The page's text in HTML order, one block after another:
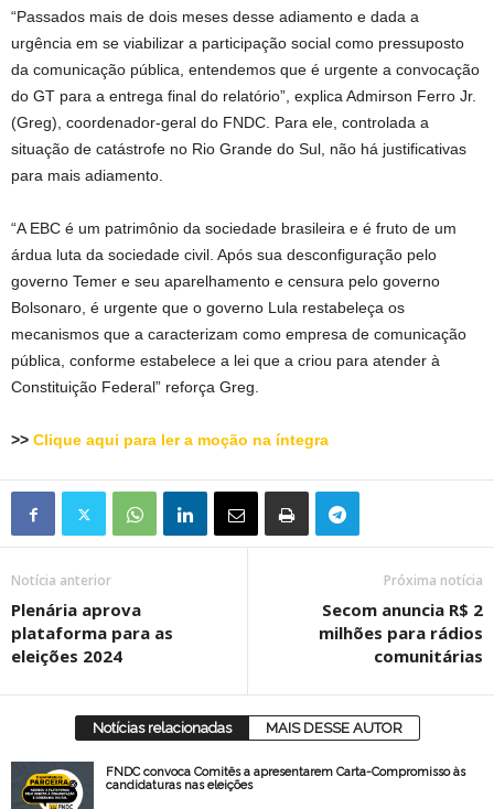
“Passados mais de dois meses desse adiamento e dada a
urgência em se viabilizar a participação social como pressuposto
da comunicação pública, entendemos que é urgente a convocação
do GT para a entrega final do relatório”, explica Admirson Ferro Jr.
(Greg), coordenador-geral do FNDC. Para ele, controlada a
situação de catástrofe no Rio Grande do Sul, não há justificativas
para mais adiamento.
“A EBC é um patrimônio da sociedade brasileira e é fruto de um
árdua luta da sociedade civil. Após sua desconfiguração pelo
governo Temer e seu aparelhamento e censura pelo governo
Bolsonaro, é urgente que o governo Lula restabeleça os
mecanismos que a caracterizam como empresa de comunicação
pública, conforme estabelece a lei que a criou para atender à
Constituição Federal” reforça Greg.
>> Clique aqui para ler a moção na íntegra
Notícia anterior
Plenária aprova
plataforma para as
eleições 2024
Próxima notícia
Secom anuncia R$ 2
milhões para rádios
comunitárias
Notícias relacionadas MAIS DESSE AUTOR
FNDC convoca Comitês a apresentarem Carta-Compromisso às
candidaturas nas eleições